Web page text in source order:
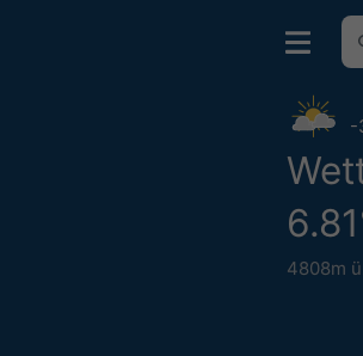
4808m
-